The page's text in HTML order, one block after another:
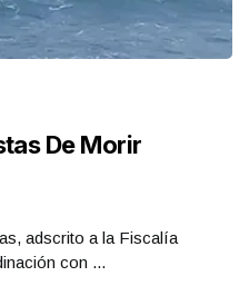
De Morir
adscrito a la Fiscalía
con ...